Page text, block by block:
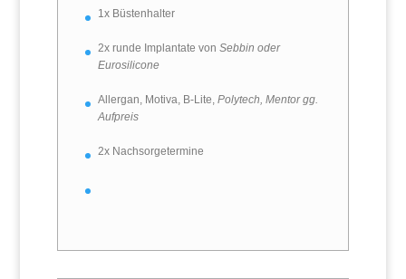
1x Büstenhalter
2x runde Implantate von Sebbin oder
Eurosilicone
Allergan, Motiva, B-Lite, Polytech, Mentor gg.
Aufpreis
2x Nachsorgetermine